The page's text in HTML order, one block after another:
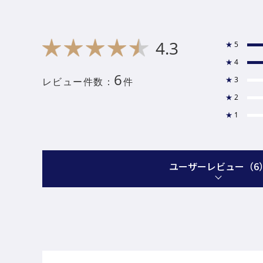
4.3
レビュー件数： 6件
★ 5
★ 4
★ 3
★ 2
★ 1
ユーザーレビュー （